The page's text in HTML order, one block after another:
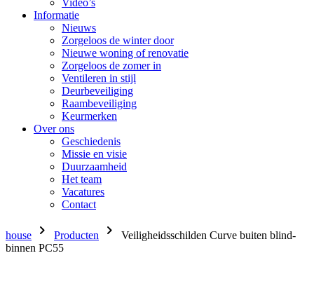
Informatie
Nieuws
Zorgeloos de winter door
Nieuwe woning of renovatie
Zorgeloos de zomer in
Ventileren in stijl
Deurbeveiliging
Raambeveiliging
Keurmerken
Over ons
Geschiedenis
Missie en visie
Duurzaamheid
Het team
Vacatures
Contact
house chevron_right Producten chevron_right
Veiligheidsschilden Curve buiten blind-
binnen PC55